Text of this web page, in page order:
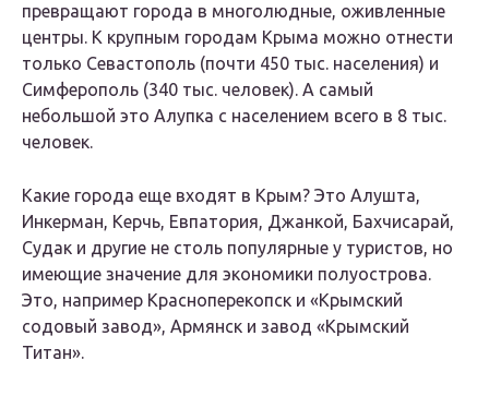
превращают города в многолюдные, оживленные
центры. К крупным городам Крыма можно отнести
только Севастополь (почти 450 тыс. населения) и
Симферополь (340 тыс. человек). А самый
небольшой это Алупка с населением всего в 8 тыс.
человек.
Какие города еще входят в Крым? Это Алушта,
Инкерман, Керчь, Евпатория, Джанкой, Бахчисарай,
Судак и другие не столь популярные у туристов, но
имеющие значение для экономики полуострова.
Это, например Красноперекопск и «Крымский
содовый завод», Армянск и завод «Крымский
Титан».